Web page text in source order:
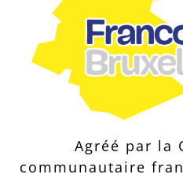
Agréé par la
communautaire